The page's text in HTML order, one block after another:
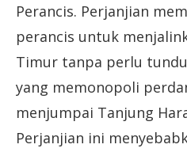
Perancis. Perjanjian
perancis untuk
Timur tanpa perlu
yang memonopoli
menjumpai Tanjung
Perjanjian ini